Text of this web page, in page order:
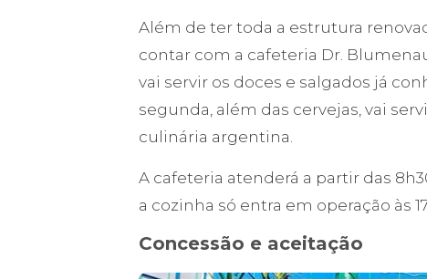
Além de ter toda a estrutura
contar com a cafeteria Dr.
vai servir os doces e salgados já
segunda, além das cervejas, vai
culinária argentina.
A cafeteria atenderá a partir das
a cozinha só entra em operação às
Concessão e aceitação